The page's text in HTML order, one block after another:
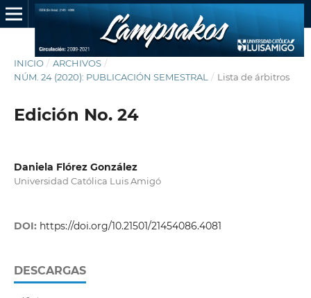
INICIO / ARCHIVOS /
NÚM. 24 (2020): PUBLICACIÓN SEMESTRAL
/ Lista de árbitros
Edición No. 24
Daniela Flórez González
Universidad Católica Luis Amigó
DOI: https://doi.org/10.21501/21454086.4081
DESCARGAS